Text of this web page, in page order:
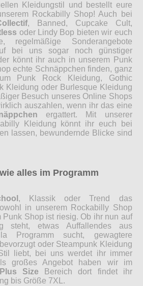
Kleidungstil und bestellt eure
Rockabilly Shop! Auch bei
, Banned, Cupcake Cult,
oder Lindy Bop bieten wir euch
regelmäßige Sonderangebote
bei uns sogar noch günstiger
könnt ihr auch in unserem Punk
echte Schnäppchen finden, ganz
Punk Rock Kleidung, Gothic
Kleidung oder Burlesque Kleidung
Besuch unseres Online Shops
auszahlen, wenn ihr das eine
ergattert. Mit unserer
Kleidung könnt ihr euch bei
lassen, bewundernde Blicke sind
alles im Programm
, Klassik oder Trend das
in unserem Rockabilly Shop
Shop ist riesig. Ob ihr nun auf
steht, etwas Auffallendes aus
Programm sucht, gewagtere
oder Steampunk Kleidung
liebt, bei uns werdet ihr immer
großes Angebot haben wir im
Plus Size Bereich dort findet ihr
bis Größe 7XL.